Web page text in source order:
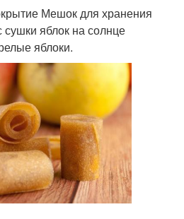
Мешок для хранения
яблок на солнце
яблоки.